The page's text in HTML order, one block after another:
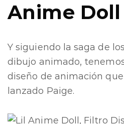
Anime Doll
Y siguiendo la saga de
dibujo animado,
diseño de animación
lanzado Paige.